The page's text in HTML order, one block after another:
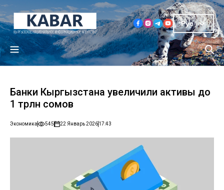
Рус
Банки Кыргызстана увеличили активы до
1 трлн сомов
Экономика 545 22 Январь 202617:43